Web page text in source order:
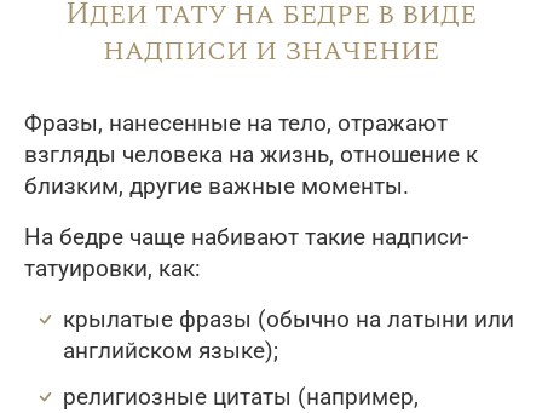
Идеи тату на бедре в виде
надписи и значение
Фразы, нанесенные на тело, отражают
взгляды человека на жизнь, отношение к
близким, другие важные моменты.
На бедре чаще набивают такие надписи-
татуировки, как:
крылатые фразы (обычно на латыни или
английском языке);
религиозные цитаты (например,